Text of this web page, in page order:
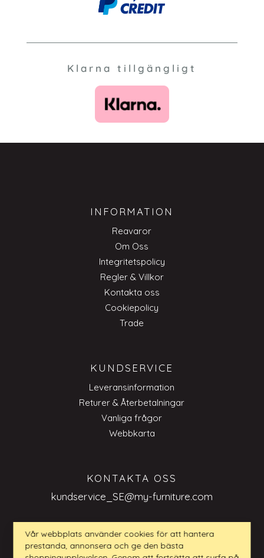
Klarna tillgängligt
INFORMATION
Reavaror
Om Oss
Integritetspolicy
Regler & Villkor
Kontakta oss
Cookiepolicy
Trade
KUNDSERVICE
Leveransinformation
Returer & Återbetalningar
Vanliga frågor
Webbkarta
KONTAKTA OSS
kundservice_SE@my-furniture.com
Vår webbplats använder cookies för att hantera
prestanda, annonsera och ge den bästa